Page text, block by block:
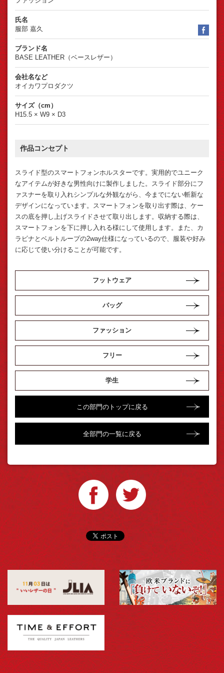
氏名
服部 嘉久
ブランド名
BASE LEATHER（ベースレザー）
会社名など
オイカワプロダクツ
サイズ（cm）
H15.5 × W9 × D3
作品コンセプト
スライド型のスマートフォンホルスターです。実用的でユニーク
なアイテムが好きな男性向けに製作しました。スライド部分にフ
ァスナーを取り入れシンプルな外観ながら、今までにない斬新な
デザインになっています。スマートフォンを取り出す際は、ケー
スの底を押し上げスライドさせて取り出します。収納する際は、
スマートフォンを下に押し入れる様にして使用します。また、カ
ラビナとベルトループの2way仕様になっているので、服装や好み
に応じて使い分けることが可能です。
フットウェア
バッグ
ファッション
フリー
学生
この部門のトップに戻る
全部門の一覧に戻る